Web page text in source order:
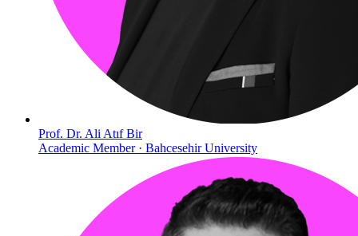
Prof. Dr. Ali Atıf Bir
Academic Member · Bahcesehir University